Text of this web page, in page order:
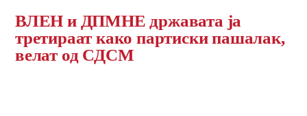
ВЛЕН и ДПМНЕ државата ја
третираат како партиски пашалак,
велат од СДСМ